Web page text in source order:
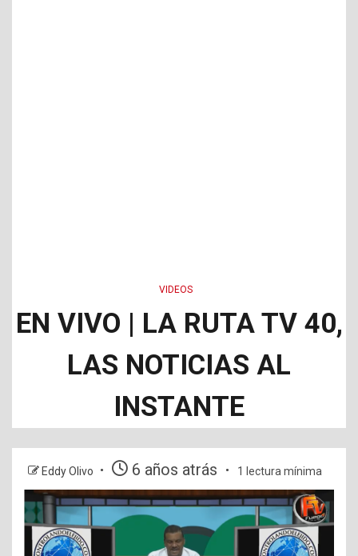
VIDEOS
EN VIVO | LA RUTA TV 40,
LAS NOTICIAS AL
INSTANTE
Eddy Olivo 6 años atrás 1 lectura mínima